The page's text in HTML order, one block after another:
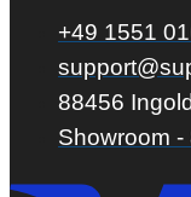
+49 1551
88456
Showroom